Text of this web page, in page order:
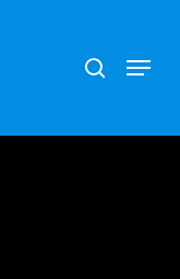
Menu